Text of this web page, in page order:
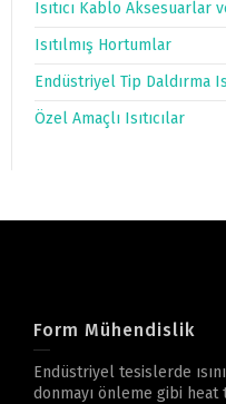
Isıtıcı Kablo Aksesuarlar
Isıtılmış Hortumlar
Endüstriyel Tip Daldırma
Özel Amaçlı Isıtıcılar
Form Mühendislik
Endüstriyel tesislerde
donmayı önleme gibi